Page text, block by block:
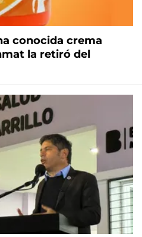
conocida crema
la retiró del